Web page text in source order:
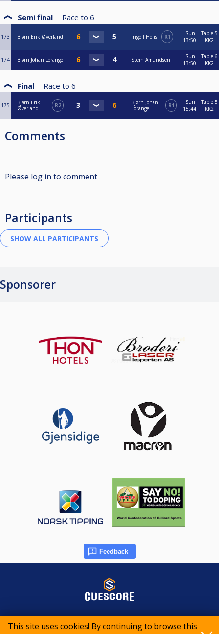
This site uses cookies! By continuing to browse this
Semi final Race to 6
173 Bjørn Erik Øverland Ingolf Höns R1
Sun
13:50
Table 5
KK2
174 Bjørn Johan Lorange Stein Amundsen
Sun
13:50
Table 6
KK2
Final Race to 6
175
Bjørn Erik
Øverland
R2
Bjørn Johan
Lorange
R1
Sun
15:44
Table 5
KK2
Comments
Please log in to comment
Participants
Sponsorer
Feedback
© 2015-2026 CueScore International